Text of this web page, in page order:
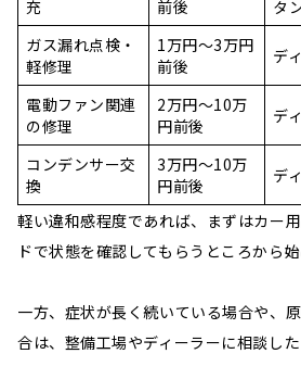
充 前後
タ
ガス漏れ点検・
軽修理
1万円〜3万円
前後
デ
電動ファン関連
の修理
2万円〜10万
円前後
デ
コンデンサー交
換
3万円〜10万
円前後
デ
軽い違和感程度であれば、まずはカー
ドで状態を確認してもらうところから始
一方、症状が長く続いている場合や、
合は、整備工場やディーラーに相談した